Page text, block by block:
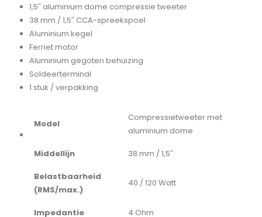
1,5″ aluminium dome compressie tweeter
38 mm / 1,5″ CCA-spreekspoel
Aluminium kegel
Ferriet motor
Aluminium gegoten behuizing
Soldeerterminal
1 stuk / verpakking
Model
Compressietweeter met
aluminium dome
Middellijn 38 mm / 1,5″
Belastbaarheid
(RMS/max.)
40 / 120 Watt
Impedantie 4 Ohm